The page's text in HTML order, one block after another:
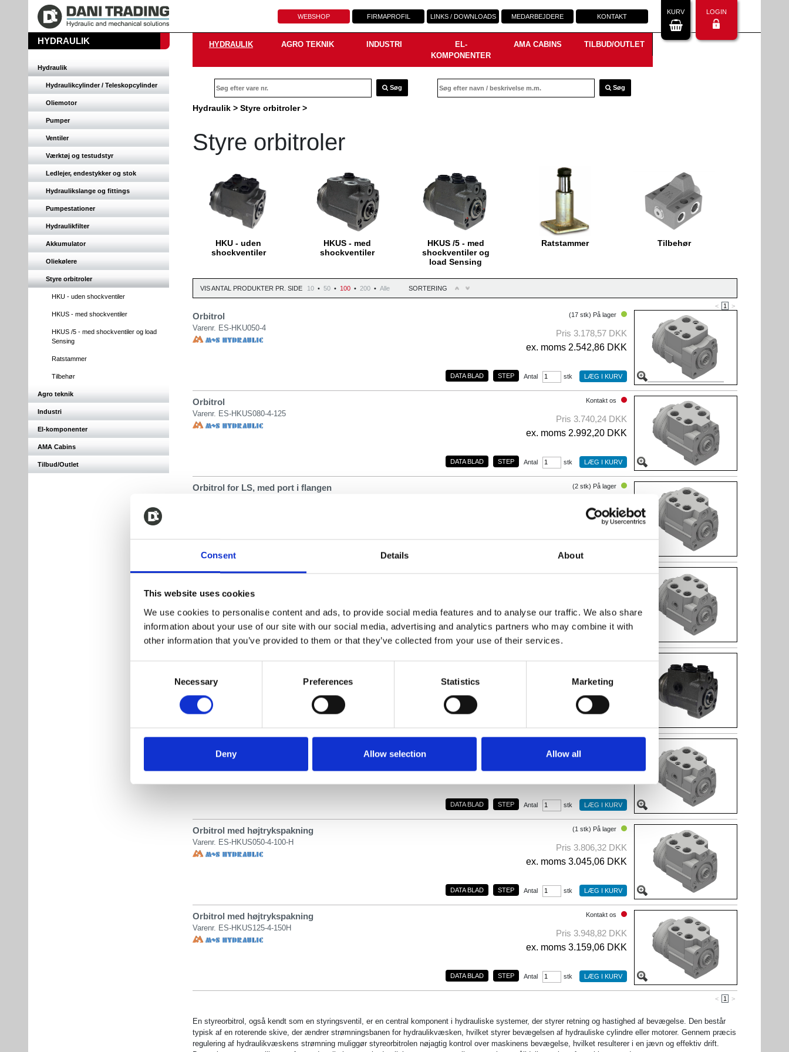
Consent Details About
This website uses cookies
We use cookies to personalise content and ads, to provide social media features and to analyse our traffic. We also share
information about your use of our site with our social media, advertising and analytics partners who may combine it with
other information that you’ve provided to them or that they’ve collected from your use of their services.
Necessary Preferences Statistics Marketing
Deny Allow selection Allow all
WEBSHOP FIRMAPROFIL LINKS / DOWNLOADS MEDARBEJDERE KONTAKT
KURV LOGIN
HYDRAULIK
Hydraulik
Hydraulikcylinder / Teleskopcylinder
Oliemotor
Pumper
Ventiler
Værktøj og testudstyr
Ledlejer, endestykker og stok
Hydraulikslange og fittings
Pumpestationer
Hydraulikfilter
Akkumulator
Oliekølere
Styre orbitroler
HKU - uden shockventiler
HKUS - med shockventiler
HKUS /5 - med shockventiler og load
Sensing
Ratstammer
Tilbehør
Agro teknik
Industri
El-komponenter
AMA Cabins
Tilbud/Outlet
HYDRAULIK AGRO TEKNIK INDUSTRI
EL-
KOMPONENTER
AMA CABINS TILBUD/OUTLET
Søg Søg
Hydraulik > Styre orbitroler >
Styre orbitroler
HKU - uden
shockventiler
HKUS - med
shockventiler
HKUS /5 - med
shockventiler og
load Sensing
Ratstammer Tilbehør
VIS ANTAL PRODUKTER PR. SIDE 10 • 50 • 100 • 200 • Alle SORTERING
< 1 >
Orbitrol
Varenr. ES-HKU050-4
(17 stk) På lager
Pris 3.178,57 DKK
ex. moms 2.542,86 DKK
DATA BLAD STEP Antal stk
Orbitrol
Varenr. ES-HKUS080-4-125
Kontakt os
Pris 3.740,24 DKK
ex. moms 2.992,20 DKK
DATA BLAD STEP Antal stk
Orbitrol for LS, med port i flangen (2 stk) På lager
ex. moms 3.158,88 DKK
Orbitrol for LS, med port i siden Kontakt os
DATA BLAD stk
Orbitrol for LS, med port i siden
Pris 4.037,07 DKK
ex. moms 3.229,65 DKK
Højtrykspakning
DATA BLAD STEP Antal stk
Orbitrol med højtrykspakning
Varenr. ES-HKUS050-4-100-H
(1 stk) På lager
Pris 3.806,32 DKK
ex. moms 3.045,06 DKK
DATA BLAD STEP Antal stk
Orbitrol med højtrykspakning
Varenr. ES-HKUS125-4-150H
Kontakt os
Pris 3.948,82 DKK
ex. moms 3.159,06 DKK
DATA BLAD STEP Antal stk
< 1 >
En styreorbitrol, også kendt som en styringsventil, er en central komponent i hydrauliske systemer, der styrer retning og hastighed af bevægelse. Den består
typisk af en roterende skive, der ændrer strømningsbanen for hydraulikvæsken, hvilket styrer bevægelsen af hydrauliske cylindre eller motorer. Gennem præcis
regulering af hydraulikvæskens strømning muliggør styreorbitrolen nøjagtig kontrol over maskinens bevægelse, hvilket resulterer i en jævn og effektiv drift.